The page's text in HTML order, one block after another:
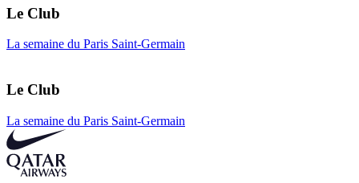
Le Club
La semaine du Paris Saint-Germain
Le Club
La semaine du Paris Saint-Germain